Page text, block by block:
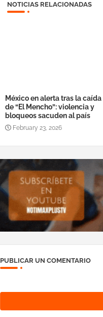
NOTICIAS RELACIONADAS
México en alerta tras la caída
de “El Mencho”: violencia y
bloqueos sacuden al país
February 23, 2026
PUBLICAR UN COMENTARIO